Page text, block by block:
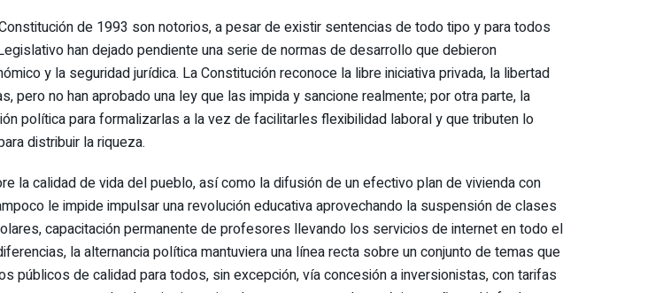
de 1993 son notorios, a pesar de existir sentencias de todo tipo y para todos
han dejado pendiente una serie de normas de desarrollo que debieron
y la seguridad jurídica. La Constitución reconoce la libre iniciativa privada, la libertad
no han aprobado una ley que las impida y sancione realmente; por otra parte, la
política para formalizarlas a la vez de facilitarles flexibilidad laboral y que tributen lo
distribuir la riqueza.
la calidad de vida del pueblo, así como la difusión de un efectivo plan de vivienda con
le impide impulsar una revolución educativa aprovechando la suspensión de clases
capacitación permanente de profesores llevando los servicios de internet en todo el
la alternancia política mantuviera una línea recta sobre un conjunto de temas que
públicos de calidad para todos, sin excepción, vía concesión a inversionistas, con tarifas